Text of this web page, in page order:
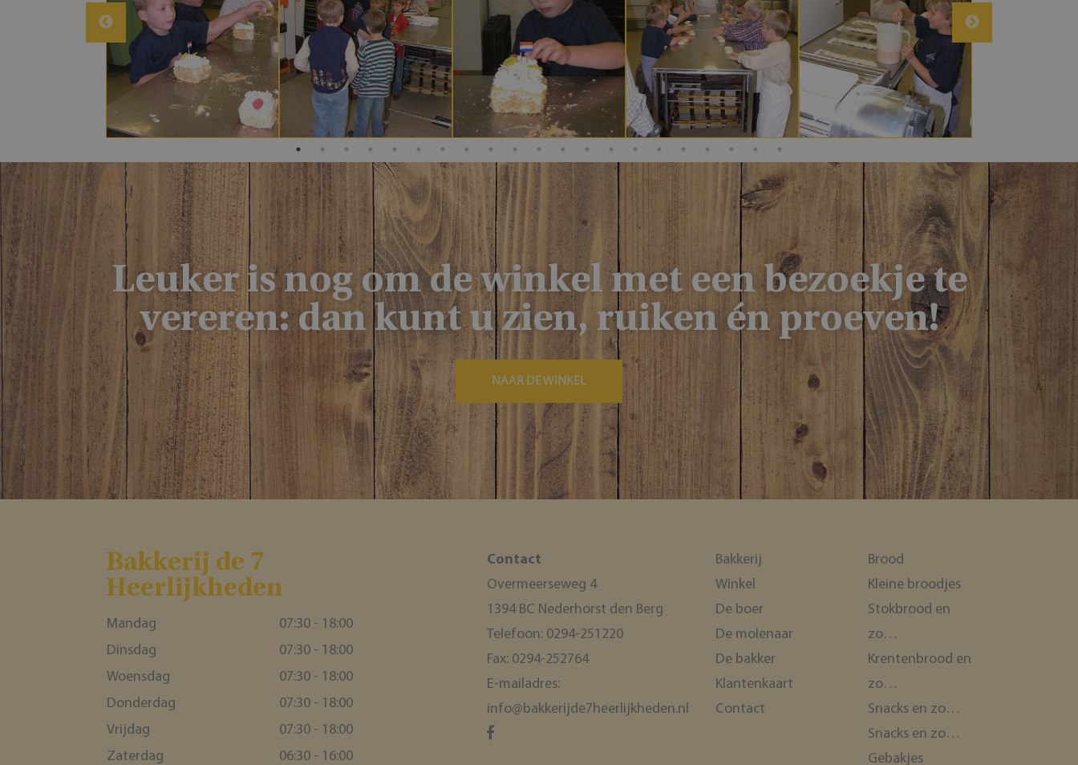
Leuker is nog om de winkel met een bezoekje te
vereren: dan kunt u zien, ruiken én proeven!
NAAR DE WINKEL
Bakkerĳ de 7
Heerlĳkheden
Mandag
07:30 - 18:00
Dinsdag
07:30 - 18:00
Woensdag
07:30 - 18:00
Donderdag
07:30 - 18:00
Vrijdag
07:30 - 18:00
Zaterdag
06:30 - 16:00
Contact
Overmeerseweg 4
1394 BC Nederhorst den Berg
Telefoon: 0294-251220
Fax: 0294-252764
E-mailadres:
info@bakkerijde7heerlijkheden.nl
Bakkerij
Winkel
De boer
De molenaar
De bakker
Klantenkaart
Contact
Brood
Kleine broodjes
Stokbrood en
zo…
Krentenbrood en
zo…
Snacks en zo…
Snacks en zo…
Gebakjes
ASP.NET_SessionId
Microsoft Corporation
webshop.bakkerijde7heerlijkheden.nl
Sessie
Deze cookie wordt ingesteld door
Doubleclick en voert informatie uit over
hoe de eindgebruiker de website
gebruikt en over eventuele advertenties
die de eindgebruiker heeft gezien
voordat hij de genoemde website
bezocht.